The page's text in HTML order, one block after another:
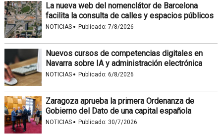
La nueva web del nomenclátor de Barcelona
facilita la consulta de calles y espacios públicos
NOTICIAS · Publicado: 7/8/2026
Nuevos cursos de competencias digitales en
Navarra sobre IA y administración electrónica
NOTICIAS · Publicado: 6/8/2026
Zaragoza aprueba la primera Ordenanza de
Gobierno del Dato de una capital española
NOTICIAS · Publicado: 30/7/2026